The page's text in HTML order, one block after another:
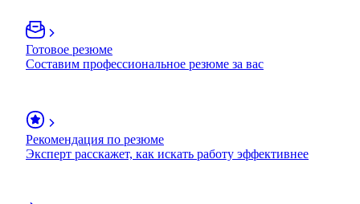
Готовое резюме
Составим профессиональное резюме за вас
Рекомендация по резюме
Эксперт расскажет, как искать работу эффективнее